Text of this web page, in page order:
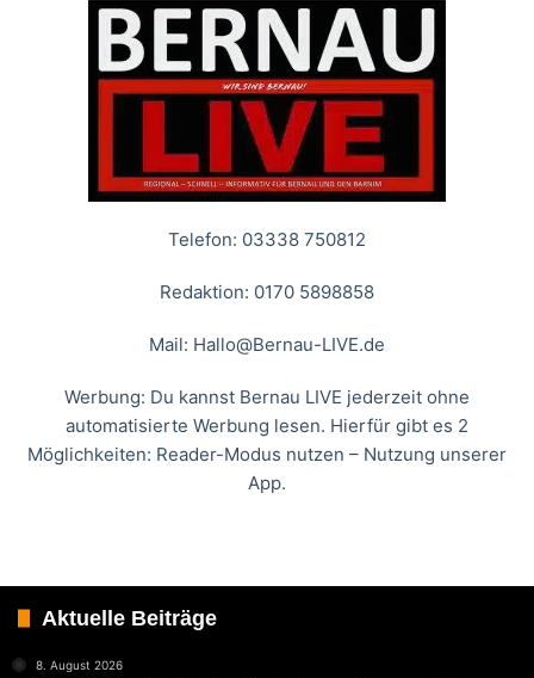
Telefon: 03338 750812
Redaktion: 0170 5898858
Mail: Hallo@Bernau-LIVE.de
Werbung: Du kannst Bernau LIVE jederzeit ohne
automatisierte Werbung lesen. Hierfür gibt es 2
Möglichkeiten: Reader-Modus nutzen – Nutzung unserer
App.
Aktuelle Beiträge
8. August 2026